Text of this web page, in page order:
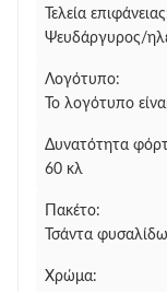
Τελεία
Ψευδάργυρος/
Λογότυπο:
Το λογότυπο
Δυνατότητα
60 κλ
Πακέτο:
Τσάντα
Χρώμα: